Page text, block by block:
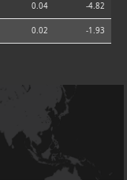
0.04 -4.82
0.02 -1.93